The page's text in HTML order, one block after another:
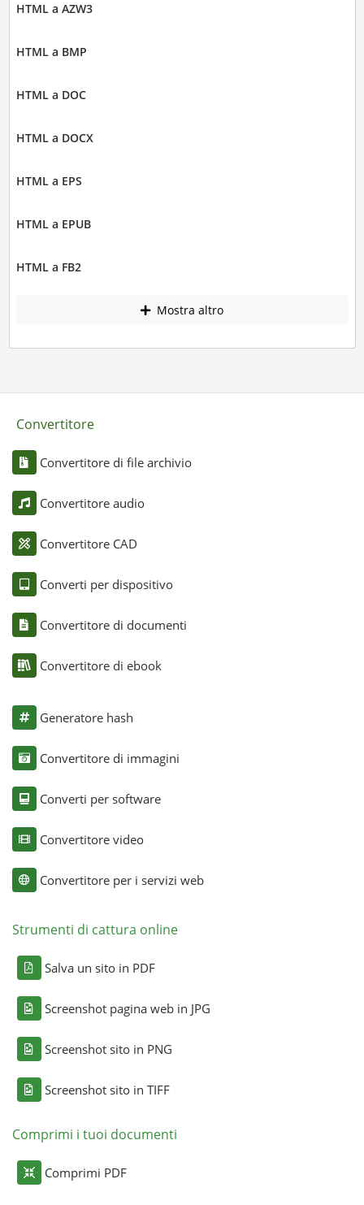
HTML a AZW3
HTML a BMP
HTML a DOC
HTML a DOCX
HTML a EPS
HTML a EPUB
HTML a FB2
Mostra altro
Convertitore
Convertitore di file archivio
Convertitore audio
Convertitore CAD
Converti per dispositivo
Convertitore di documenti
Convertitore di ebook
Generatore hash
Convertitore di immagini
Converti per software
Convertitore video
Convertitore per i servizi web
Strumenti di cattura online
Salva un sito in PDF
Screenshot pagina web in JPG
Screenshot sito in PNG
Screenshot sito in TIFF
Comprimi i tuoi documenti
Comprimi PDF